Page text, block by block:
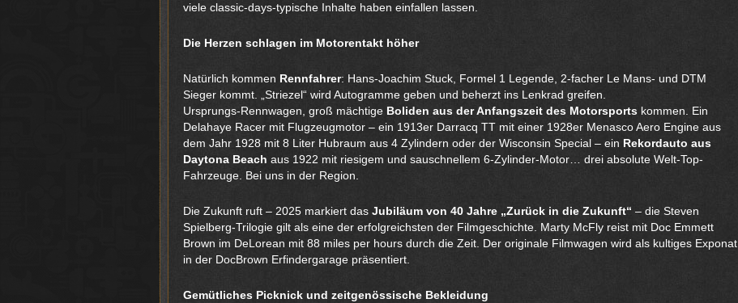
viele classic-days-typische Inhalte haben einfallen lassen.
Die Herzen schlagen im Motorentakt höher
Natürlich kommen Rennfahrer: Hans-Joachim Stuck, Formel 1 Legende, 2-facher Le Mans- und DTM
Sieger kommt. „Striezel“ wird Autogramme geben und beherzt ins Lenkrad greifen.
Ursprungs-Rennwagen, groß mächtige Boliden aus der Anfangszeit des Motorsports kommen. Ein
Delahaye Racer mit Flugzeugmotor – ein 1913er Darracq TT mit einer 1928er Menasco Aero Engine aus
dem Jahr 1928 mit 8 Liter Hubraum aus 4 Zylindern oder der Wisconsin Special – ein Rekordauto aus
Daytona Beach aus 1922 mit riesigem und sauschnellem 6-Zylinder-Motor… drei absolute Welt-Top-
Fahrzeuge. Bei uns in der Region.
Die Zukunft ruft – 2025 markiert das Jubiläum von 40 Jahre „Zurück in die Zukunft“ – die Steven
Spielberg-Trilogie gilt als eine der erfolgreichsten der Filmgeschichte. Marty McFly reist mit Doc Emmett
Brown im DeLorean mit 88 miles per hours durch die Zeit. Der originale Filmwagen wird als kultiges Exponat
in der DocBrown Erfindergarage präsentiert.
Gemütliches Picknick und zeitgenössische Bekleidung